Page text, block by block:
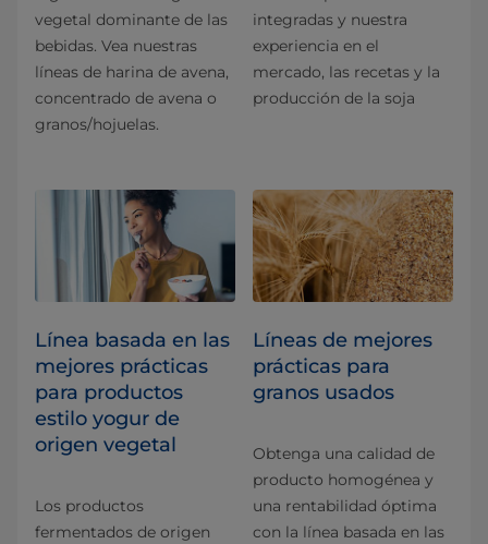
vegetal dominante de las
bebidas. Vea nuestras
líneas de harina de avena,
concentrado de avena o
granos/hojuelas.
integradas y nuestra
experiencia en el
mercado, las recetas y la
producción de la soja
Línea basada en las
mejores prácticas
para productos
estilo yogur de
origen vegetal
Los productos
fermentados de origen
Líneas de mejores
prácticas para
granos usados
Obtenga una calidad de
producto homogénea y
una rentabilidad óptima
con la línea basada en las